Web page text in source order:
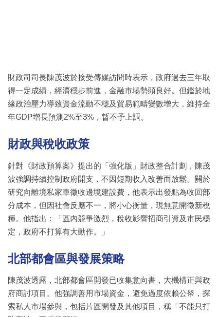
區
財政司司長陳茂波於接受傳媒訪問時表示，政府過去三年取
得一定成績，經濟穩步前進，金融市場勢頭良好。但鑑於地
緣政治壓力導致資金流動不穩及貿易範疇變數增大，維持全
年GDP增長預測2%至3%，暫不予上調。
財政與稅收政策
針對《財政預算案》提出的「強化版」財政整合計劃，陳茂
波強調持續控制政府開支，不因短期收入改善而放鬆。關於
研究向離境私家車徵收邊境建設費，他表示出發點為收回部
分成本，但因社會反應不一，將小心衡量，現無意開徵新稅
種。他指出：「區內競爭激烈，稅收影響招商引資及市民穩
定，政府不打算有大動作。」
北部都會區與發展策略
陳茂波透露，北部都會區開發已收集意向書，大機構正與政
府商討項目。他強調善用市場資金，避免過度依賴公帑，探
索私人市場參與，包括片區開發及其他項目，稱「不能只打